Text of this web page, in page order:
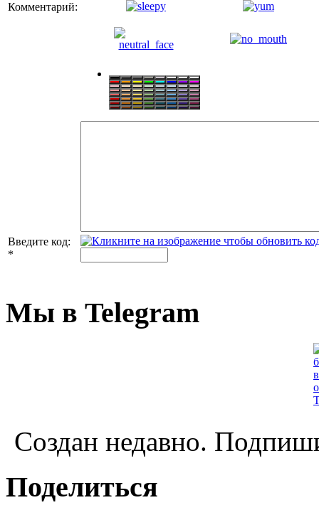
Комментарий:
Введите код:
*
Мы в Telegram
Создан недавно.
Поделиться